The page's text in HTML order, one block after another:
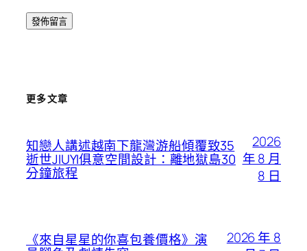
更多文章
知戀人講述越南下龍灣游船傾覆致35
逝世JIUYI俱意空間設計：離地獄島30
分鐘旅程
2026
年 8 月
8 日
《來自星星的你喜包養價格》演
2026 年 8